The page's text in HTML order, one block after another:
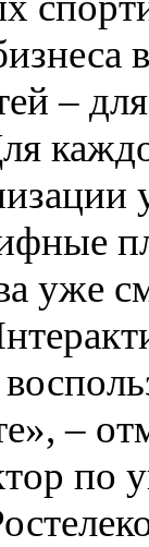
–
уже
–
по